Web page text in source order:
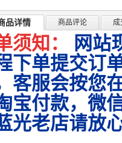
品详情 商品评论 成
须知：
网站
下单提交订
客服会按您
宝付款，微
光老店请放